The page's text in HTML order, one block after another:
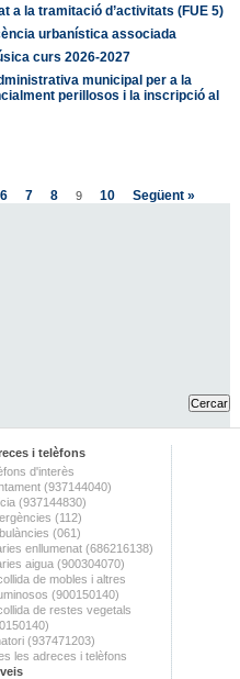
a la tramitació d’activitats (FUE 5)
urbanística associada
curs 2026-2027
municipal per a la
perillosos i la inscripció al
6 7 8 9 10 Següent »
i telèfons
d'interès
(937144040)
(937144830)
(112)
(061)
enllumenat (686216138)
aigua (900304070)
de mobles i altres
(900150140)
de restes vegetals
(937471203)
les adreces i telèfons